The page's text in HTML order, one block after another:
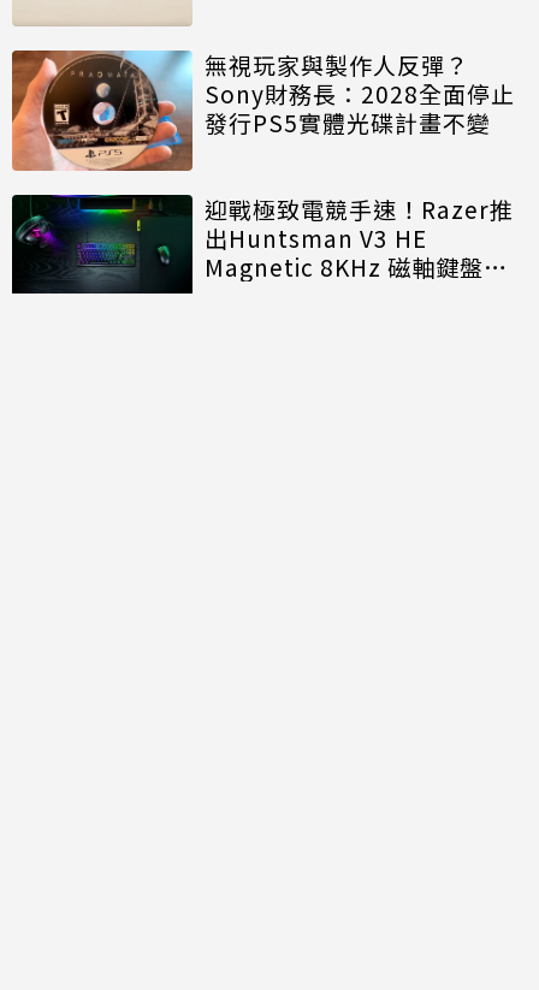
無視玩家與製作人反彈？
Sony財務長：2028全面停止
發行PS5實體光碟計畫不變
迎戰極致電競手速！Razer推
出Huntsman V3 HE
Magnetic 8KHz 磁軸鍵盤效